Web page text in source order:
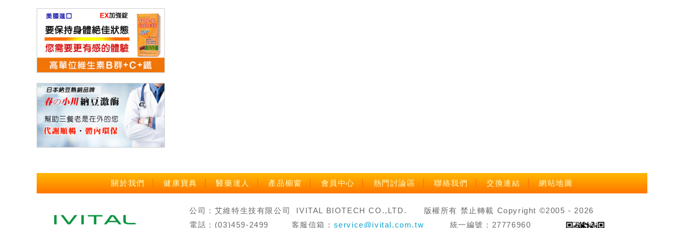
關於我們 健康寶典 醫藥達人 產品櫥窗 會員中心 熱門討論區 聯絡我們 交換連結 網站地圖
公司：艾維特生技有限公司 IVITAL BIOTECH CO.,LTD. 版權所有 禁止轉載 Copyright ©2005 - 2026
電話：(03)459-2499 客服信箱： service@ivital.com.tw 統一編號：27776960